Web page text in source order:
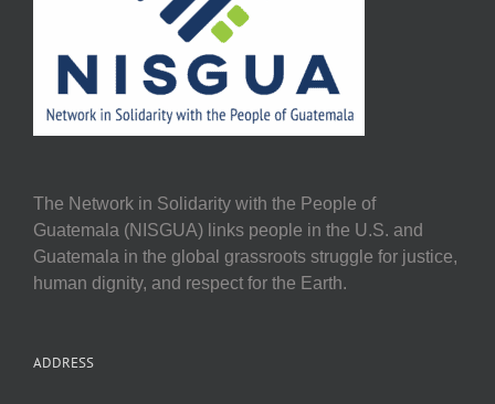
The Network in Solidarity with the People of
Guatemala (NISGUA) links people in the U.S. and
Guatemala in the global grassroots struggle for justice,
human dignity, and respect for the Earth.
ADDRESS